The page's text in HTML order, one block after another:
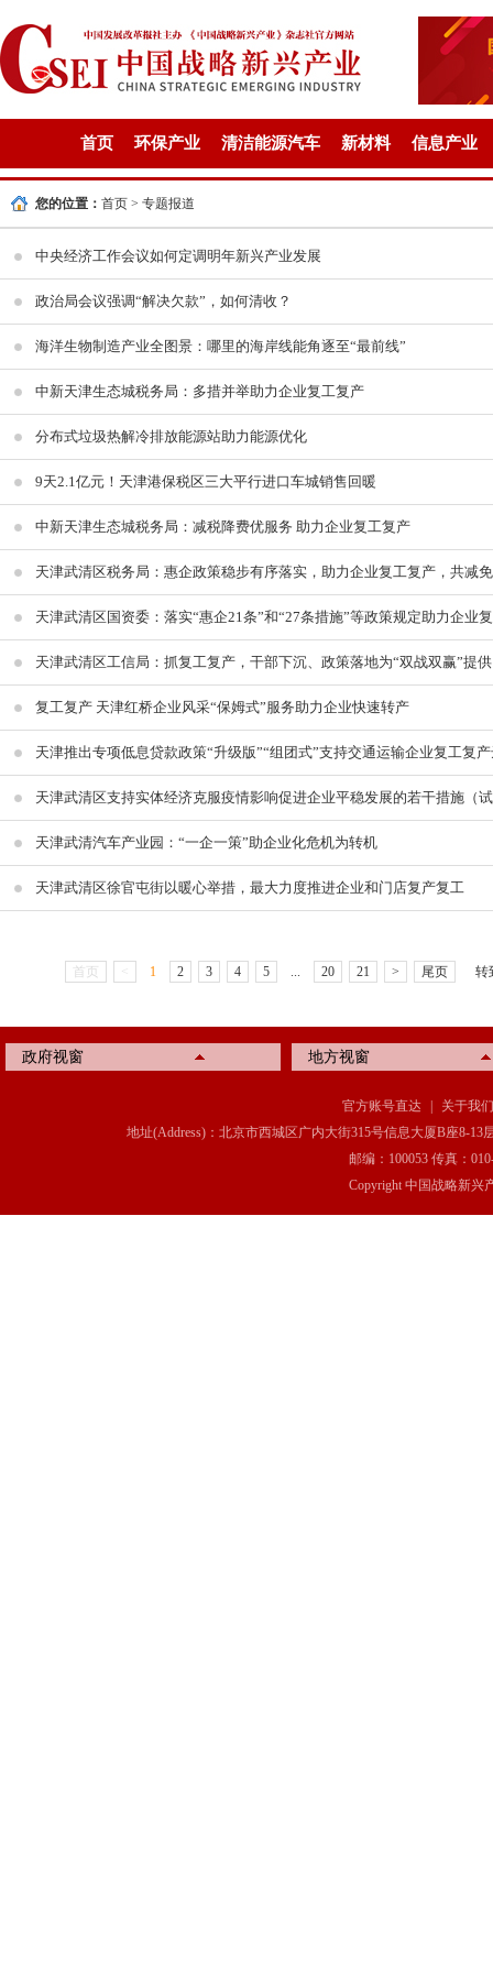
首页 环保产业 清洁能源汽车 新材料 信息产业
您的位置： 首页 > 专题报道
中央经济工作会议如何定调明年新兴产业发展
政治局会议强调“解决欠款”，如何清收？
海洋生物制造产业全图景：哪里的海岸线能角逐至“最前线”
中新天津生态城税务局：多措并举助力企业复工复产
分布式垃圾热解冷排放能源站助力能源优化
9天2.1亿元！天津港保税区三大平行进口车城销售回暖
中新天津生态城税务局：减税降费优服务 助力企业复工复产
天津武清区税务局：惠企政策稳步有序落实，助力企业复工复产，共减
天津武清区国资委：落实“惠企21条”和“27条措施”等政策规定助力企业
天津武清区工信局：抓复工复产，干部下沉、政策落地为“双战双赢”提
复工复产 天津红桥企业风采“保姆式”服务助力企业快速转产
天津推出专项低息贷款政策“升级版”“组团式”支持交通运输企业复工复
天津武清区支持实体经济克服疫情影响促进企业平稳发展的若干措施（
天津武清汽车产业园：“一企一策”助企业化危机为转机
天津武清区徐官屯街以暖心举措，最大力度推进企业和门店复产复工
首页 < 1 2 3 4 5 ... 20 21 > 尾页 转
政府视窗 地方视窗
官方账号直达
关于我们
地址(Address)：北京市西城区广内大街315号信息大厦B座8-13
邮编：100053 传真：
Copyright 中国战略新兴